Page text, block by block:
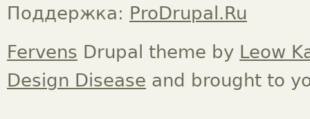
Поддержка: ProDrupal.Ru
Fervens Drupal theme by Leow
Design Disease and brought to